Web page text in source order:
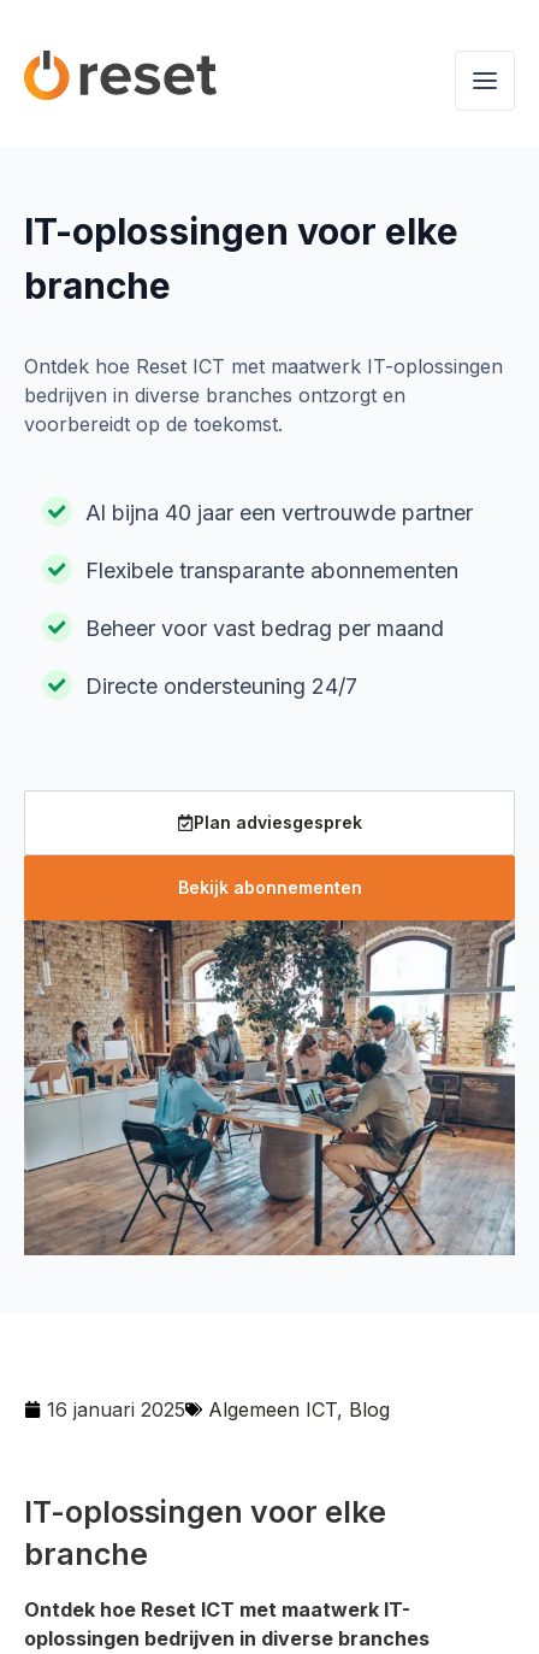
IT-oplossingen voor elke
branche
Ontdek hoe Reset ICT met maatwerk IT-oplossingen
bedrijven in diverse branches ontzorgt en
voorbereidt op de toekomst.
Al bijna 40 jaar een vertrouwde partner
Flexibele transparante abonnementen
Beheer voor vast bedrag per maand
Directe ondersteuning 24/7
Plan adviesgesprek
Bekijk abonnementen
16 januari 2025 Algemeen ICT, Blog
IT-oplossingen voor elke
branche
Ontdek hoe Reset ICT met maatwerk IT-
oplossingen bedrijven in diverse branches